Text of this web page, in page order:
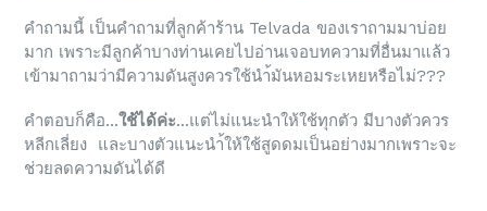
คำถามนี้ เป็นคำถามที่ลูกค้าร้าน Telvada ของเราถามมาบ่อย
มาก เพราะมีลูกค้าบางท่านเคยไปอ่านเจอบทความที่อื่นมาแล้ว
เข้ามาถามว่ามีความดันสูงควรใช้นำ้มันหอมระเหยหรือไม่???
คำตอบก็คือ...ใช้ได้ค่ะ...แต่ไม่แนะนำให้ใช้ทุกตัว มีบางตัวควร
หลีกเลี่ยง และบางตัวแนะนำ้ให้ใช้สูดดมเป็นอย่างมากเพราะจะ
ช่วยลดความดันได้ดี